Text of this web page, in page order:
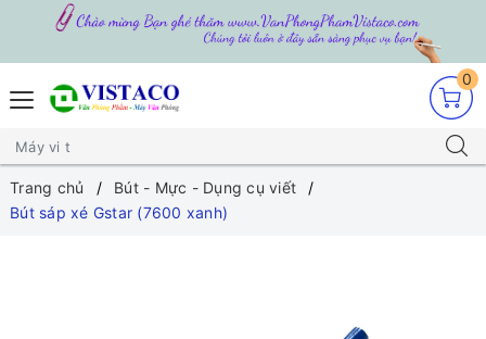
0
Trang chủ
Bút - Mực - Dụng cụ viết
Bút sáp xé Gstar (7600 xanh)